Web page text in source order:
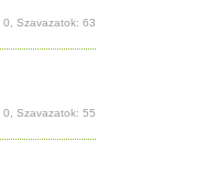
Szavazatok: 63
Szavazatok: 55